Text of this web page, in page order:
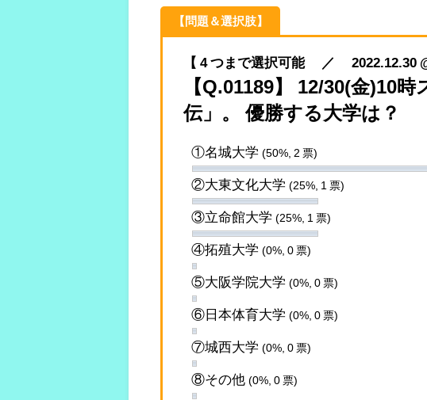
【問題＆選択肢】
【 4 つまで選択可能 ／ 2022.12.30 @
【Q.01189】 12/30(金)10
伝」。 優勝する大学は？
①名城大学 (50%, 2 票)
②大東文化大学 (25%, 1 票)
③立命館大学 (25%, 1 票)
④拓殖大学 (0%, 0 票)
⑤大阪学院大学 (0%, 0 票)
⑥日本体育大学 (0%, 0 票)
⑦城西大学 (0%, 0 票)
⑧その他 (0%, 0 票)